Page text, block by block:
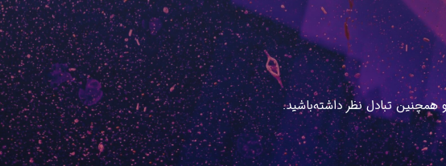
همچنین تبادل نظر داشته‌باشید.